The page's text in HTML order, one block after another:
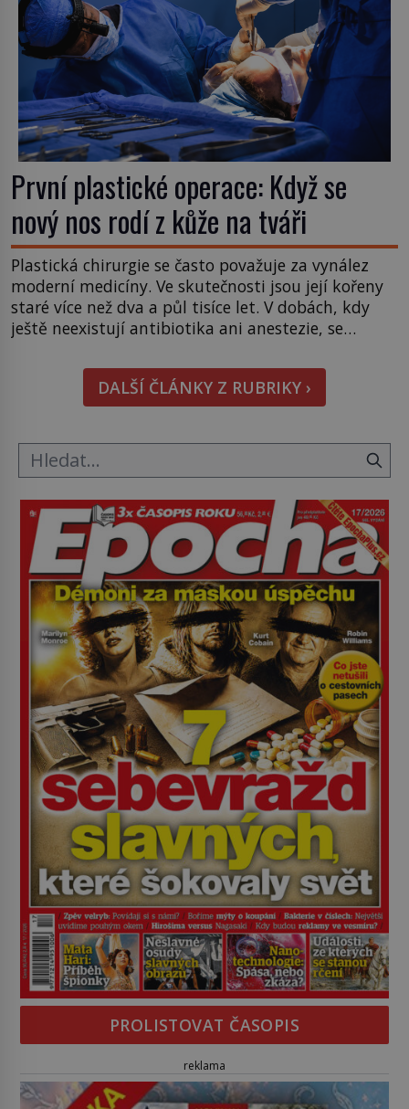
První plastické operace: Když se
nový nos rodí z kůže na tváři
Plastická chirurgie se často považuje za vynález
moderní medicíny. Ve skutečnosti jsou její kořeny
staré více než dva a půl tisíce let. V dobách, kdy
ještě neexistují antibiotika ani anestezie, se
znetvořené válkou, tresty nebo nehodami. Jejich
metody jsou překvapivě promyšlené a některé
principy používají chirurgové dodnes. Úplně první
DALŠÍ ČLÁNKY Z RUBRIKY ›
PROLISTOVAT ČASOPIS
reklama